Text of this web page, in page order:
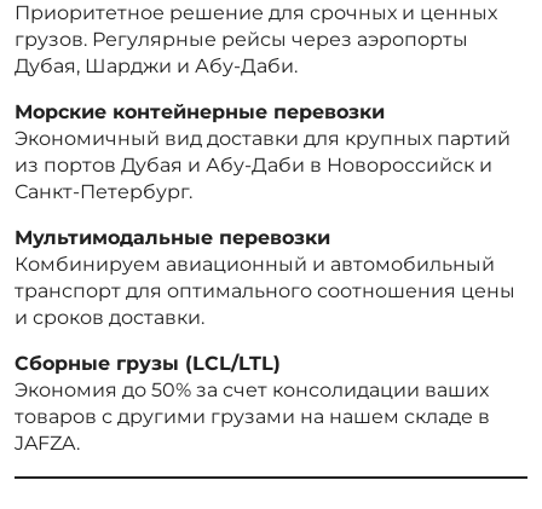
Приоритетное решение для срочных и ценных
грузов. Регулярные рейсы через аэропорты
Дубая, Шарджи и Абу-Даби.
Морские контейнерные перевозки
Экономичный вид доставки для крупных партий
из портов Дубая и Абу-Даби в Новороссийск и
Санкт-Петербург.
Мультимодальные перевозки
Комбинируем авиационный и автомобильный
транспорт для оптимального соотношения цены
и сроков доставки.
Сборные грузы (LCL/LTL)
Экономия до 50% за счет консолидации ваших
товаров с другими грузами на нашем складе в
JAFZA.